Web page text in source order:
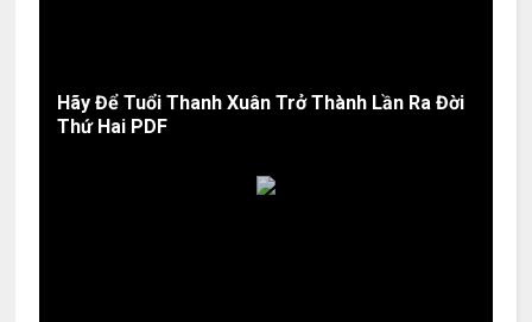
Hãy Để Tuổi Thanh Xuân Trở Thành Lần Ra Đời
Thứ Hai PDF